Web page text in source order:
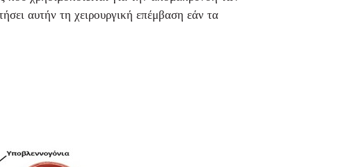
αυτήν τη χειρουργική επέμβαση εάν τα